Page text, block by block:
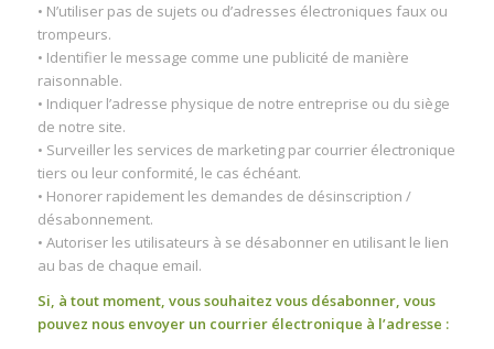
• N’utiliser pas de sujets ou d’adresses électroniques faux ou
trompeurs.
• Identifier le message comme une publicité de manière
raisonnable.
• Indiquer l’adresse physique de notre entreprise ou du siège
de notre site.
• Surveiller les services de marketing par courrier électronique
tiers ou leur conformité, le cas échéant.
• Honorer rapidement les demandes de désinscription /
désabonnement.
• Autoriser les utilisateurs à se désabonner en utilisant le lien
au bas de chaque email.
Si, à tout moment, vous souhaitez vous désabonner, vous
pouvez nous envoyer un courrier électronique à l’adresse :